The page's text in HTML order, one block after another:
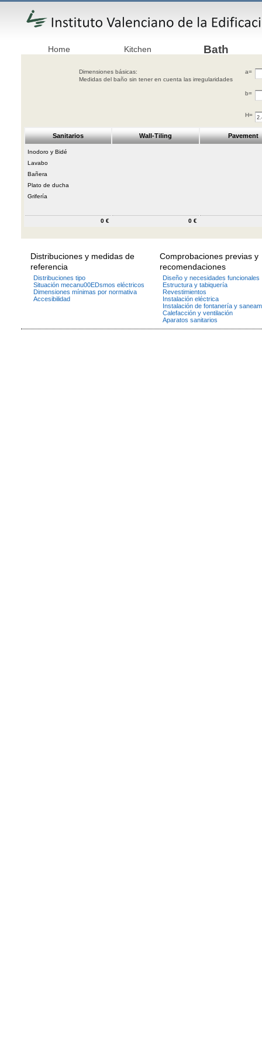
Home Kitchen Bath
Dimensiones básicas:
Medidas del baño sin tener en cuenta las irregularidades
a=
b=
H=
Sanitarios Wall-Tiling Pavement
Inodoro y Bidé
Lavabo
Bañera
Plato de ducha
Grifería
0 € 0 €
Distribuciones y medidas de
referencia
Distribuciones tipo
Situación mecanu00EDsmos eléctricos
Dimensiones mínimas por normativa
Accesibilidad
Comprobaciones previas y
recomendaciones
Diseño y necesidades funcionales
Estructura y tabiquería
Revestimientos
Instalación eléctrica
Instalación de fontanería y
Calefacción y ventilación
Aparatos sanitarios